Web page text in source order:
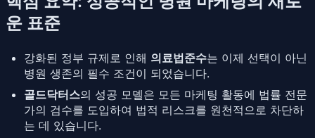
운 표준
강화된 정부 규제로 인해 의료법준수는 이제 선택이 아닌
병원 생존의 필수 조건이 되었습니다.
골드닥터스의 성공 모델은 모든 마케팅 활동에 법률 전문
가의 검수를 도입하여 법적 리스크를 원천적으로 차단하
는 데 있습니다.